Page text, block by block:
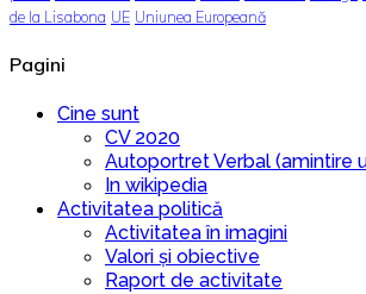
de la Lisabona UE Uniunea Europeană
Pagini
Cine sunt
CV 2020
Autoportret Verbal (amintire
In wikipedia
Activitatea politică
Activitatea în imagini
Valori și obiective
Raport de activitate